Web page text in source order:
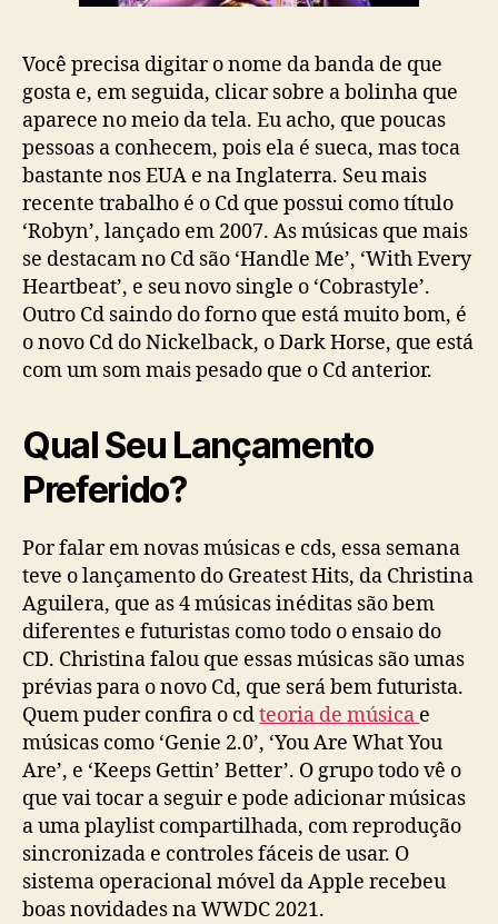
Você precisa digitar o nome da banda de que
gosta e, em seguida, clicar sobre a bolinha que
aparece no meio da tela. Eu acho, que poucas
pessoas a conhecem, pois ela é sueca, mas toca
bastante nos EUA e na Inglaterra. Seu mais
recente trabalho é o Cd que possui como título
‘Robyn’, lançado em 2007. As músicas que mais
se destacam no Cd são ‘Handle Me’, ‘With Every
Heartbeat’, e seu novo single o ‘Cobrastyle’.
Outro Cd saindo do forno que está muito bom, é
o novo Cd do Nickelback, o Dark Horse, que está
com um som mais pesado que o Cd anterior.
Qual Seu Lançamento
Preferido?
Por falar em novas músicas e cds, essa semana
teve o lançamento do Greatest Hits, da Christina
Aguilera, que as 4 músicas inéditas são bem
diferentes e futuristas como todo o ensaio do
CD. Christina falou que essas músicas são umas
prévias para o novo Cd, que será bem futurista.
Quem puder confira o cdteoria de música e
músicas como ‘Genie 2.0’, ‘You Are What You
Are’, e ‘Keeps Gettin’ Better’. O grupo todo vê o
que vai tocar a seguir e pode adicionar músicas
a uma playlist compartilhada, com reprodução
sincronizada e controles fáceis de usar. O
sistema operacional móvel da Apple recebeu
boas novidades na WWDC 2021.